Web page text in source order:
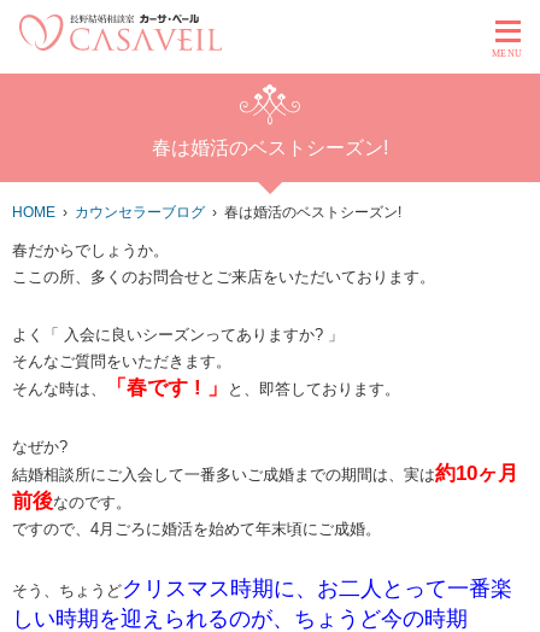
MENU
春は婚活のベストシーズン!
HOME カウンセラーブログ 春は婚活のベストシーズン!
春だからでしょうか。
ここの所、多くのお問合せとご来店をいただいております。
よく「 入会に良いシーズンってありますか? 」
そんなご質問をいただきます。
そんな時は、
「春です ! 」 と、即答しております。
なぜか?
結婚相談所にご入会して一番多いご成婚までの期間は、実は約10ヶ月
前後なのです。
ですので、4月ごろに婚活を始めて年末頃にご成婚。
そう、ちょうどクリスマス時期に、お二人とって一番楽
しい時期を迎えられるのが、ちょうど今の時期